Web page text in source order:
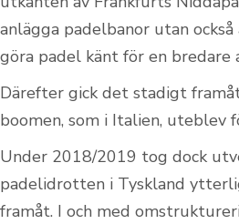
anlägga padelbanor utan
göra padel känt för en bredare
Därefter gick det stadigt
boomen, som i Italien,
Under 2018/2019 tog dock
padelidrotten i Tyskland
framåt. I och med